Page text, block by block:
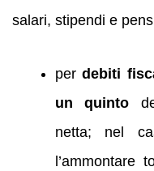
salari, stipendi e
perdebiti
un quinto
netta; nel
l’ammontare